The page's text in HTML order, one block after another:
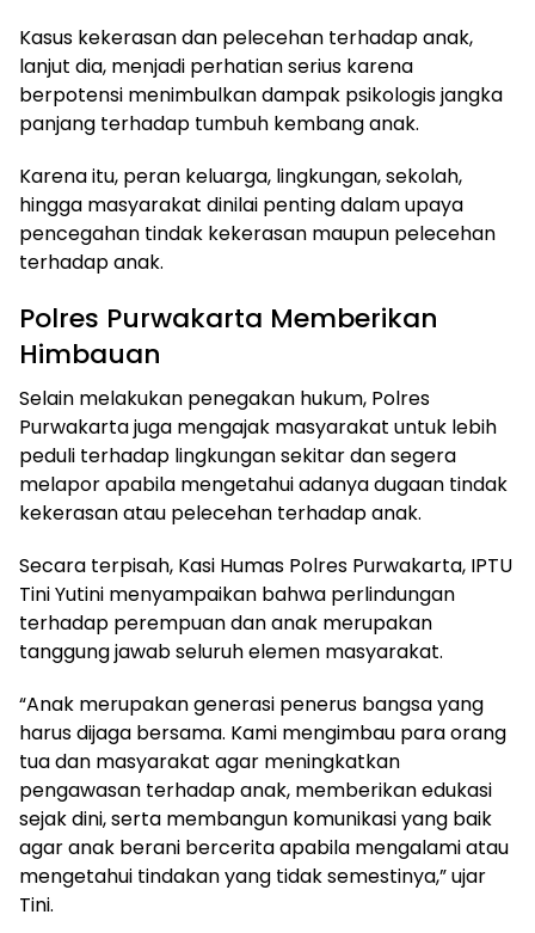
Kasus kekerasan dan pelecehan terhadap anak,
lanjut dia, menjadi perhatian serius karena
berpotensi menimbulkan dampak psikologis jangka
panjang terhadap tumbuh kembang anak.
Karena itu, peran keluarga, lingkungan, sekolah,
hingga masyarakat dinilai penting dalam upaya
pencegahan tindak kekerasan maupun pelecehan
terhadap anak.
Polres Purwakarta Memberikan
Himbauan
Selain melakukan penegakan hukum, Polres
Purwakarta juga mengajak masyarakat untuk lebih
peduli terhadap lingkungan sekitar dan segera
melapor apabila mengetahui adanya dugaan tindak
kekerasan atau pelecehan terhadap anak.
Secara terpisah, Kasi Humas Polres Purwakarta, IPTU
Tini Yutini menyampaikan bahwa perlindungan
terhadap perempuan dan anak merupakan
tanggung jawab seluruh elemen masyarakat.
“Anak merupakan generasi penerus bangsa yang
harus dijaga bersama. Kami mengimbau para orang
tua dan masyarakat agar meningkatkan
pengawasan terhadap anak, memberikan edukasi
sejak dini, serta membangun komunikasi yang baik
agar anak berani bercerita apabila mengalami atau
mengetahui tindakan yang tidak semestinya,” ujar
Tini.